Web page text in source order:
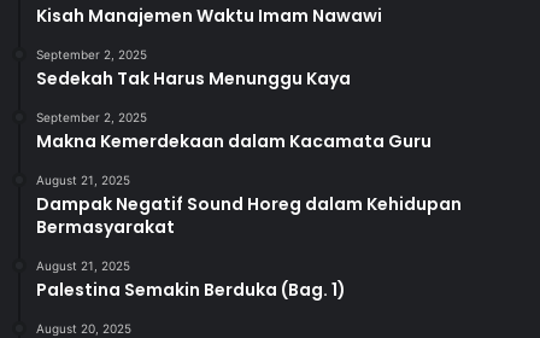
Kisah Manajemen Waktu Imam Nawawi
September 2, 2025
Sedekah Tak Harus Menunggu Kaya
September 2, 2025
Makna Kemerdekaan dalam Kacamata Guru
August 21, 2025
Dampak Negatif Sound Horeg dalam Kehidupan
Bermasyarakat
August 21, 2025
Palestina Semakin Berduka (Bag. 1)
August 20, 2025